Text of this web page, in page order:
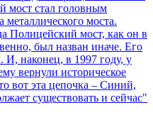
стал головным
металлического моста.
Полицейский мост, как он в
был назван иначе. Его
наконец, в 1997 году, у
вернули историческое
вот эта цепочка – Синий,
существовать и сейчас"